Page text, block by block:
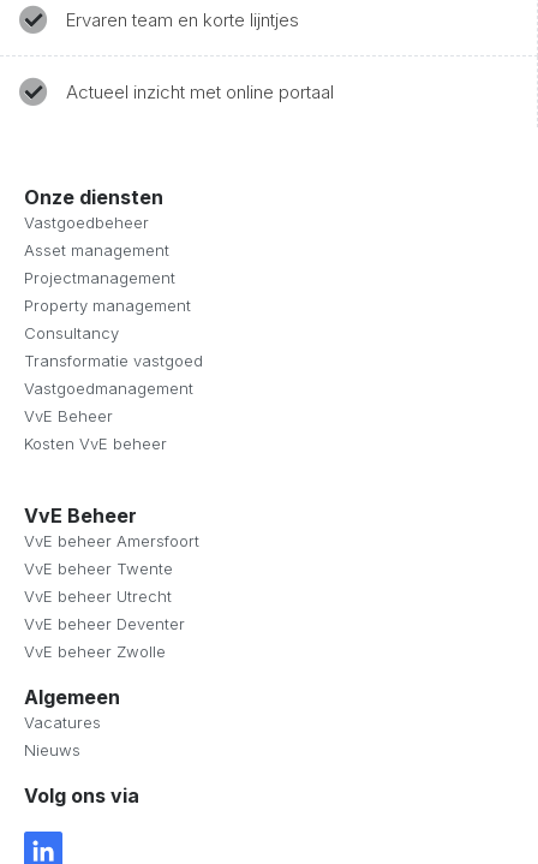
Ervaren team en korte lijntjes
Actueel inzicht met online portaal
Onze diensten
Vastgoedbeheer
Asset management
Projectmanagement
Property management
Consultancy
Transformatie vastgoed
Vastgoedmanagement
VvE Beheer
Kosten VvE beheer
VvE Beheer
VvE beheer Amersfoort
VvE beheer Twente
VvE beheer Utrecht
VvE beheer Deventer
VvE beheer Zwolle
Algemeen
Vacatures
Nieuws
Volg ons via